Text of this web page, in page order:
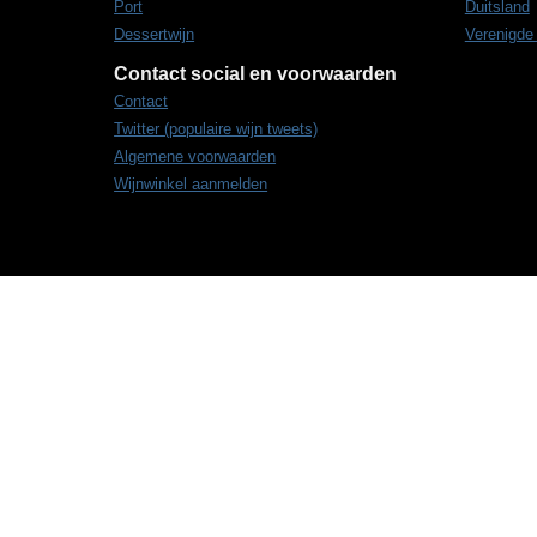
Port
Dessertwijn
Duitsland
Contact social en voorwaarden
Contact
Twitter (populaire wijn tweets)
Algemene voorwaarden
Wijnwinkel aanmelden